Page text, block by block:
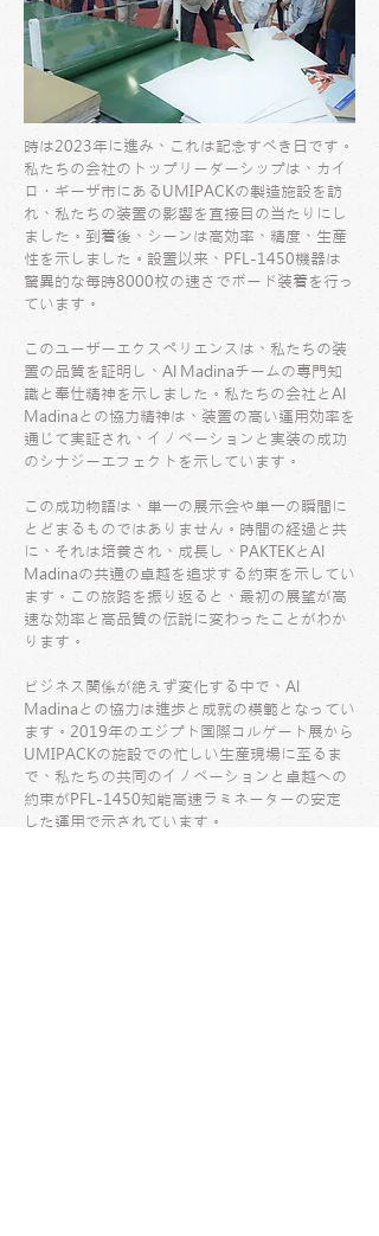
時は2023年に進み、これは記念すべき日です。
私たちの会社のトップリーダーシップは、カイ
ロ・ギーザ市にあるUMIPACKの製造施設を訪
れ、私たちの装置の影響を直接目の当たりにし
ました。到着後、シーンは高効率、精度、生産
性を示しました。設置以来、PFL-1450機器は
驚異的な毎時8000枚の速さでボード装着を行っ
ています。
このユーザーエクスペリエンスは、私たちの装
置の品質を証明し、Al Madinaチームの専門知
識と奉仕精神を示しました。私たちの会社とAl
Madinaとの協力精神は、装置の高い運用効率を
通じて実証され、イノベーションと実装の成功
のシナジーエフェクトを示しています。
この成功物語は、単一の展示会や単一の瞬間に
とどまるものではありません。時間の経過と共
に、それは培養され、成長し、PAKTEKとAl
Madinaの共通の卓越を追求する約束を示してい
ます。この旅路を振り返ると、最初の展望が高
速な効率と高品質の伝説に変わったことがわか
ります。
ビジネス関係が絶えず変化する中で、Al
Madinaとの協力は進歩と成就の模範となってい
ます。2019年のエジプト国際コルゲート展から
UMIPACKの施設での忙しい生産現場に至るま
で、私たちの共同のイノベーションと卓越への
約束がPFL-1450知能高速ラミネーターの安定
した運用で示されています。